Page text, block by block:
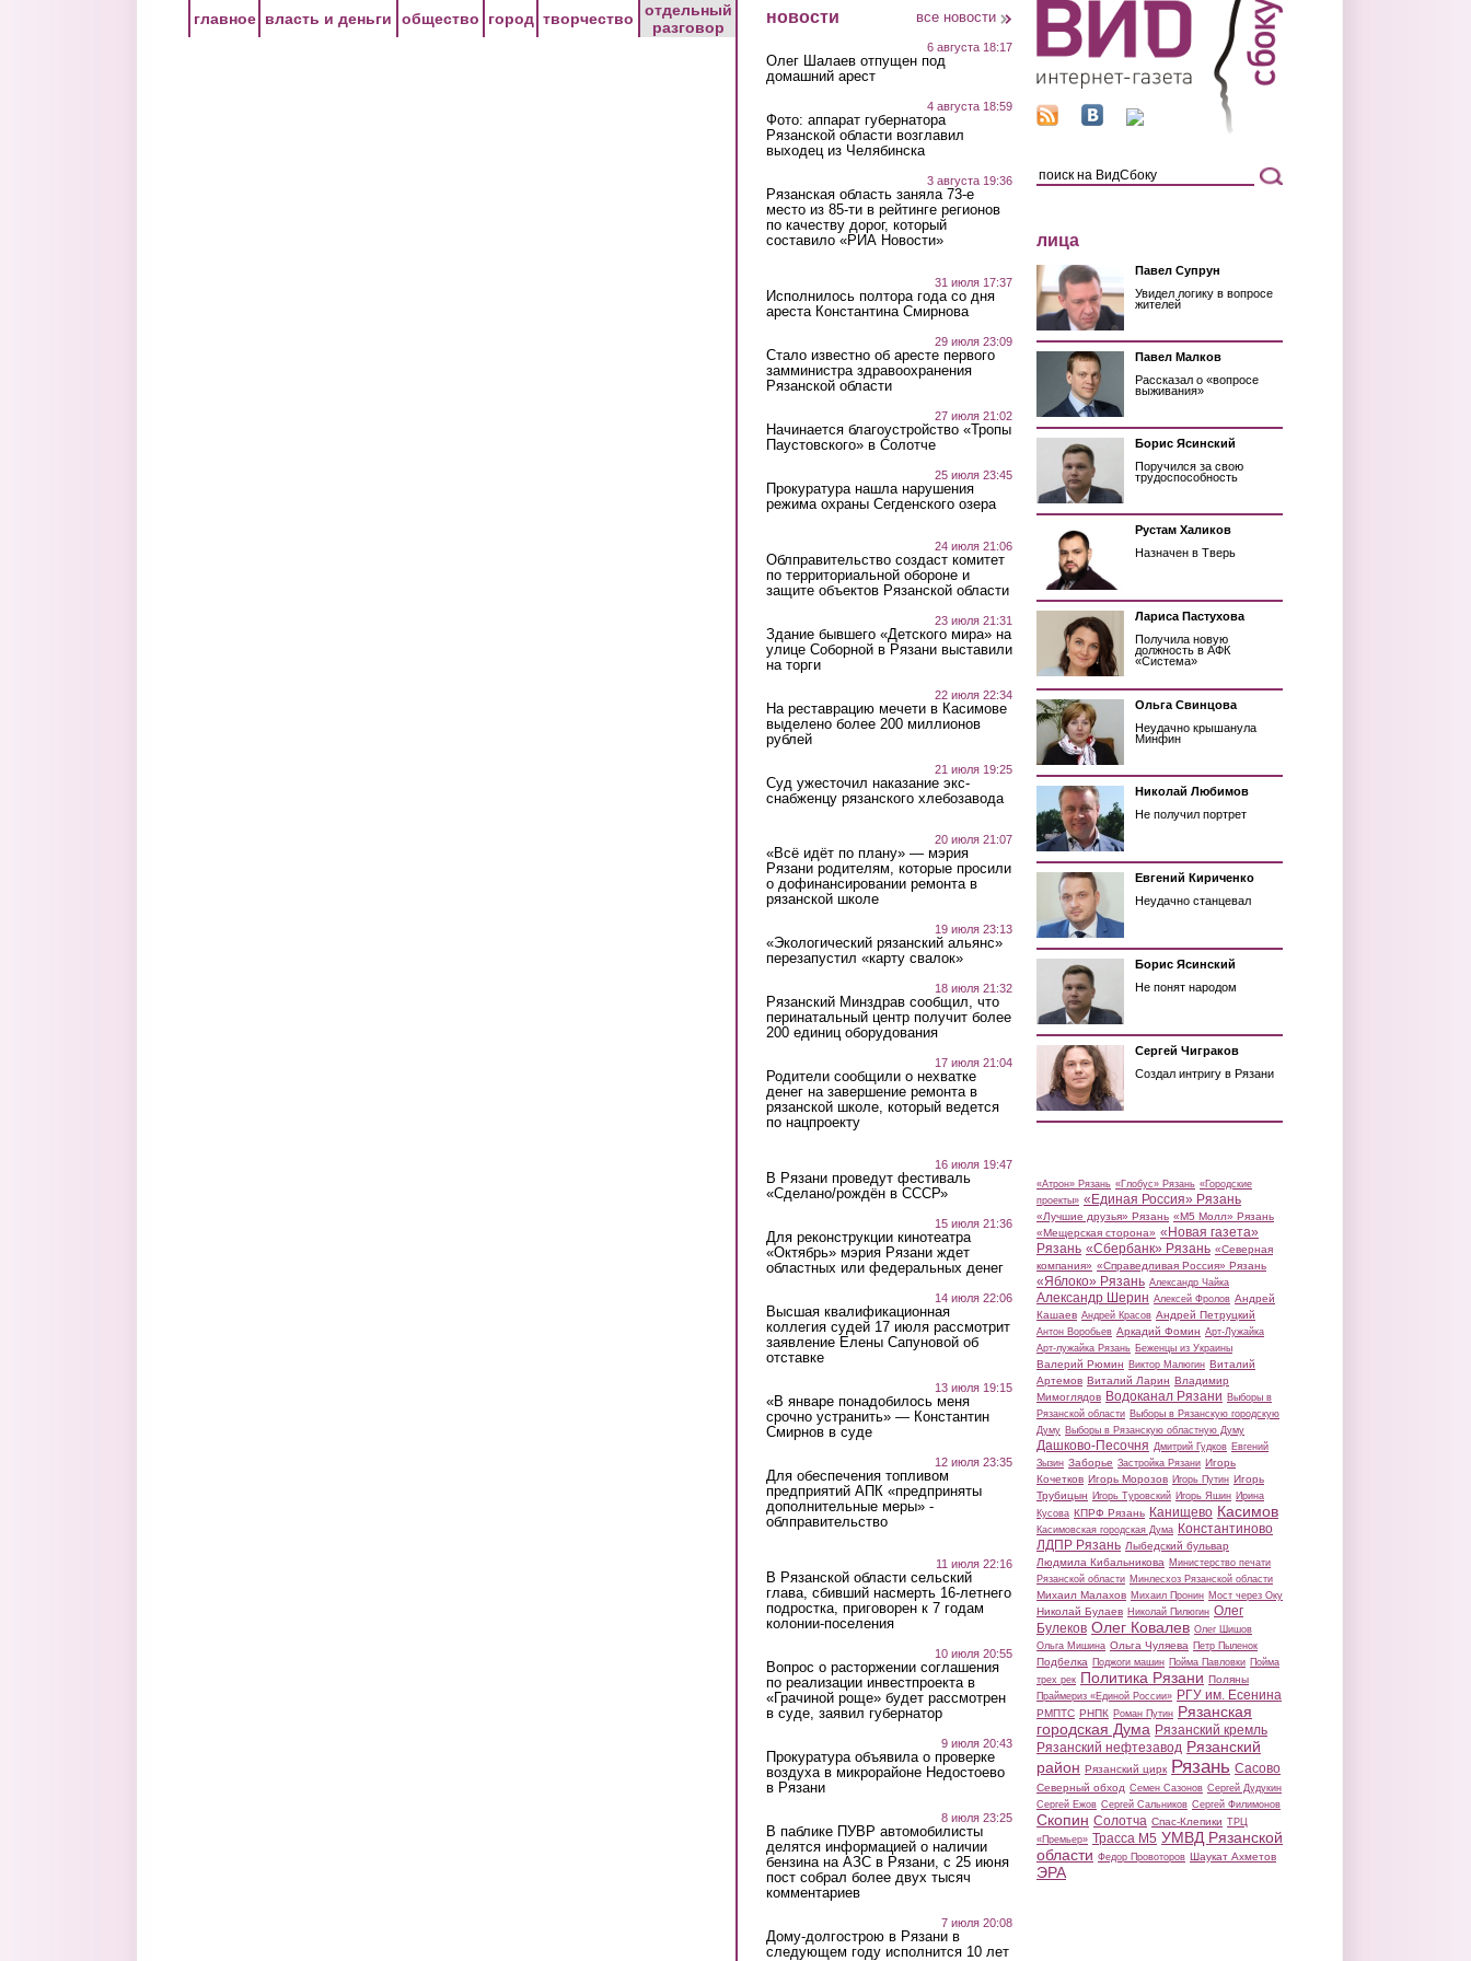
главное власть и деньги общество город творчество
отдельный
разговор
новости все новости
6 августа 18:17
Олег Шалаев отпущен под
домашний арест
4 августа 18:59
Фото: аппарат губернатора
Рязанской области возглавил
выходец из Челябинска
3 августа 19:36
Рязанская область заняла 73-е
место из 85-ти в рейтинге регионов
по качеству дорог, который
составило «РИА Новости»
31 июля 17:37
Исполнилось полтора года со дня
ареста Константина Смирнова
29 июля 23:09
Стало известно об аресте первого
замминистра здравоохранения
Рязанской области
27 июля 21:02
Начинается благоустройство «Тропы
Паустовского» в Солотче
25 июля 23:45
Прокуратура нашла нарушения
режима охраны Сегденского озера
24 июля 21:06
Облправительство создаст комитет
по территориальной обороне и
защите объектов Рязанской области
23 июля 21:31
Здание бывшего «Детского мира» на
улице Соборной в Рязани выставили
на торги
22 июля 22:34
На реставрацию мечети в Касимове
выделено более 200 миллионов
рублей
21 июля 19:25
Суд ужесточил наказание экс-
снабженцу рязанского хлебозавода
20 июля 21:07
«Всё идёт по плану» — мэрия
Рязани родителям, которые просили
о дофинансировании ремонта в
рязанской школе
19 июля 23:13
«Экологический рязанский альянс»
перезапустил «карту свалок»
18 июля 21:32
Рязанский Минздрав сообщил, что
перинатальный центр получит более
200 единиц оборудования
17 июля 21:04
Родители сообщили о нехватке
денег на завершение ремонта в
рязанской школе, который ведется
по нацпроекту
16 июля 19:47
В Рязани проведут фестиваль
«Сделано/рождён в СССР»
15 июля 21:36
Для реконструкции кинотеатра
«Октябрь» мэрия Рязани ждет
областных или федеральных денег
14 июля 22:06
Высшая квалификационная
коллегия судей 17 июля рассмотрит
заявление Елены Сапуновой об
отставке
13 июля 19:15
«В январе понадобилось меня
срочно устранить» — Константин
Смирнов в суде
12 июля 23:35
Для обеспечения топливом
предприятий АПК «предприняты
дополнительные меры» -
облправительство
11 июля 22:16
В Рязанской области сельский
глава, сбивший насмерть 16-летнего
подростка, приговорен к 7 годам
колонии-поселения
10 июля 20:55
Вопрос о расторжении соглашения
по реализации инвестпроекта в
«Грачиной роще» будет рассмотрен
в суде, заявил губернатор
9 июля 20:43
Прокуратура объявила о проверке
воздуха в микрорайоне Недостоево
в Рязани
8 июля 23:25
В паблике ПУВР автомобилисты
делятся информацией о наличии
бензина на АЗС в Рязани, с 25 июня
пост собрал более двух тысяч
комментариев
7 июля 20:08
Дому-долгострою в Рязани в
следующем году исполнится 10 лет
лица
Павел Супрун
Увидел логику в вопросе
жителей
Павел Малков
Рассказал о «вопросе
выживания»
Борис Ясинский
Поручился за свою
трудоспособность
Рустам Халиков
Назначен в Тверь
Лариса Пастухова
Получила новую
должность в АФК
«Система»
Ольга Свинцова
Неудачно крышанула
Минфин
Николай Любимов
Не получил портрет
Евгений Кириченко
Неудачно станцевал
Борис Ясинский
Не понят народом
Сергей Чиграков
Создал интригу в Рязани
«Атрон» Рязань «Глобус» Рязань «Городские
проекты» «Единая Россия» Рязань
«Лучшие друзья» Рязань «М5 Молл» Рязань
«Мещерская сторона» «Новая газета»
Рязань «Сбербанк» Рязань «Северная
компания» «Справедливая Россия» Рязань
«Яблоко» Рязань Александр Чайка
Александр Шерин Алексей Фролов Андрей
Кашаев Андрей Красов Андрей Петруцкий
Антон Воробьев Аркадий Фомин Арт-Лужайка
Арт-лужайка Рязань Беженцы из Украины
Валерий Рюмин Виктор Малюгин Виталий
Артемов Виталий Ларин Владимир
Мимоглядов Водоканал Рязани Выборы в
Рязанской области Выборы в Рязанскую городскую
Думу Выборы в Рязанскую областную Думу
Дашково-Песочня Дмитрий Гудков Евгений
Зызин Заборье Застройка Рязани Игорь
Кочетков Игорь Морозов Игорь Путин Игорь
Трубицын Игорь Туровский Игорь Яшин Ирина
Кусова КПРФ Рязань Канищево Касимов
Касимовская городская Дума Константиново
ЛДПР Рязань Лыбедский бульвар
Людмила Кибальникова Министерство печати
Рязанской области Минлесхоз Рязанской области
Михаил Малахов Михаил Пронин Мост через Оку
Николай Булаев Николай Пилюгин Олег
Булеков Олег Ковалев Олег Шишов
Ольга Мишина Ольга Чуляева Петр Пыленок
Подбелка Поджоги машин Пойма Павловки Пойма
трех рек Политика Рязани Поляны
Праймериз «Единой России» РГУ им. Есенина
РМПТС РНПК Роман Путин Рязанская
городская Дума Рязанский кремль
Рязанский нефтезавод Рязанский
район Рязанский цирк Рязань Сасово
Северный обход Семен Сазонов Сергей Дудукин
Сергей Ежов Сергей Сальников Сергей Филимонов
Скопин Солотча Спас-Клепики ТРЦ
«Премьер» Трасса М5 УМВД Рязанской
области Федор Провоторов Шаукат Ахметов
ЭРА